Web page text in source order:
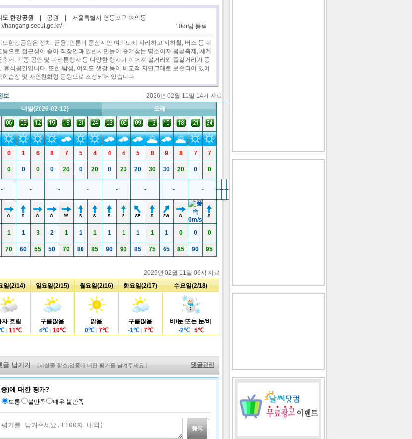
덕진공원 돌산공원
두류공원 마로니에공원
마한문화공원
미사리경정장 박경리문학공원
보라매공원
부산민주공원 부천중앙공원
부평 신트리공원
북서울 꿈의숲 분당중앙공원
비목공원
뿌리공원 사라봉공원
삼매봉
서울숲공원
선유도 한강공원 설성공원
설악해맞이공원
소돌아들바위공원 속리산조각공원
수봉공원
육공
시민의숲 안성 솔밭공원 여의도 한강공원
연미산 자연미술공
영덕해맞이공원 올림픽공원
이순신공원 인천대공원
일산호수공원
자유공원 장흥아트파크
제주김녕미로공원
제주아트랜드 제주조각공원
중앙탑사적공원
청계천 청주중앙공원
청풍쉼터
한민족역사문화공
원
도 한강공원 공원
서울특별시 영등포구 여의동
hangang.seoul.go.kr/
10dr님 등록
도한강공원은 정치, 금융, 언론의 중심지인 여의도에 자리하고 지하철, 버스 등 대
통으로 접근성이 좋아 직장인과 일반시민들이 즐겨찾는 명소이자 봄꽃축제, 세계
축제, 각종 공연 및 마라톤행사 등 다양한 행사가 이어져 볼거리와 즐길거리가 풍
휴식공간입니다. 또한 밤섬, 여의도 샛강 등이 비교적 자연그대로 보존되어 있어
학습장 및 자연친화형 공원으로 조성되어 있습니다.
보
2026년 02월 11일 14시 자료
내일(2026-02-12) 모레
0 1 6 8 7 5 4 4 4 5 8 9 8 7
7
0 0 0 0 20 0 20 0 20 20 30 30 20 0 0
- - - - - - - - -----
1 1 3 2 1 1 1 1 1 1 1 1 0 0 0
70 60 55 50 70 80 85 90 90 85 75 65 85 90 95
2026년 02월 11일 06시 자료
일(2/14) 일요일(2/15) 월요일(2/16) 화요일(2/17) 수요일(2/18)
차 흐림
11℃
구름많음
4℃ 10℃
맑음
0℃ 7℃
구름많음
-1℃ 7℃
비/눈 또는 눈/비
-2℃ 5℃
남기기 (시설물,장소,업종에 대한 평가를 남겨주세요.) 댓글관리
)에 대한 평가?
보통 불만족 매우 불만족